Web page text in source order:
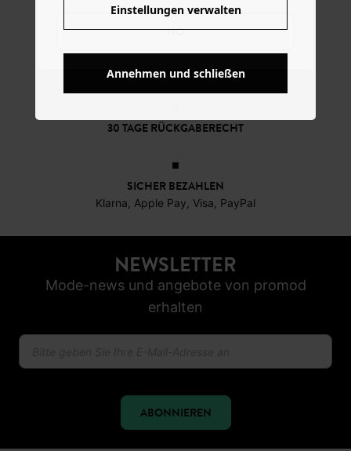
NO
KOSTENFREIE LIEFERUNG
Ab 60€*
30 TAGE RÜCKGABERECHT
SICHER BEZAHLEN
Klarna, Apple Pay, Visa, PayPal
NEWSLETTER
Mode-news und angebote von promod
erhalten
ABONNIEREN
Einstellungen verwalten
Annehmen und schließen